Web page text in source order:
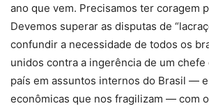
ano que vem. Precisamos ter coragem
Devemos superar as disputas de
confundir a necessidade de todos os
unidos contra a ingerência de um chefe
país em assuntos internos do Brasil —
econômicas que nos fragilizam — com